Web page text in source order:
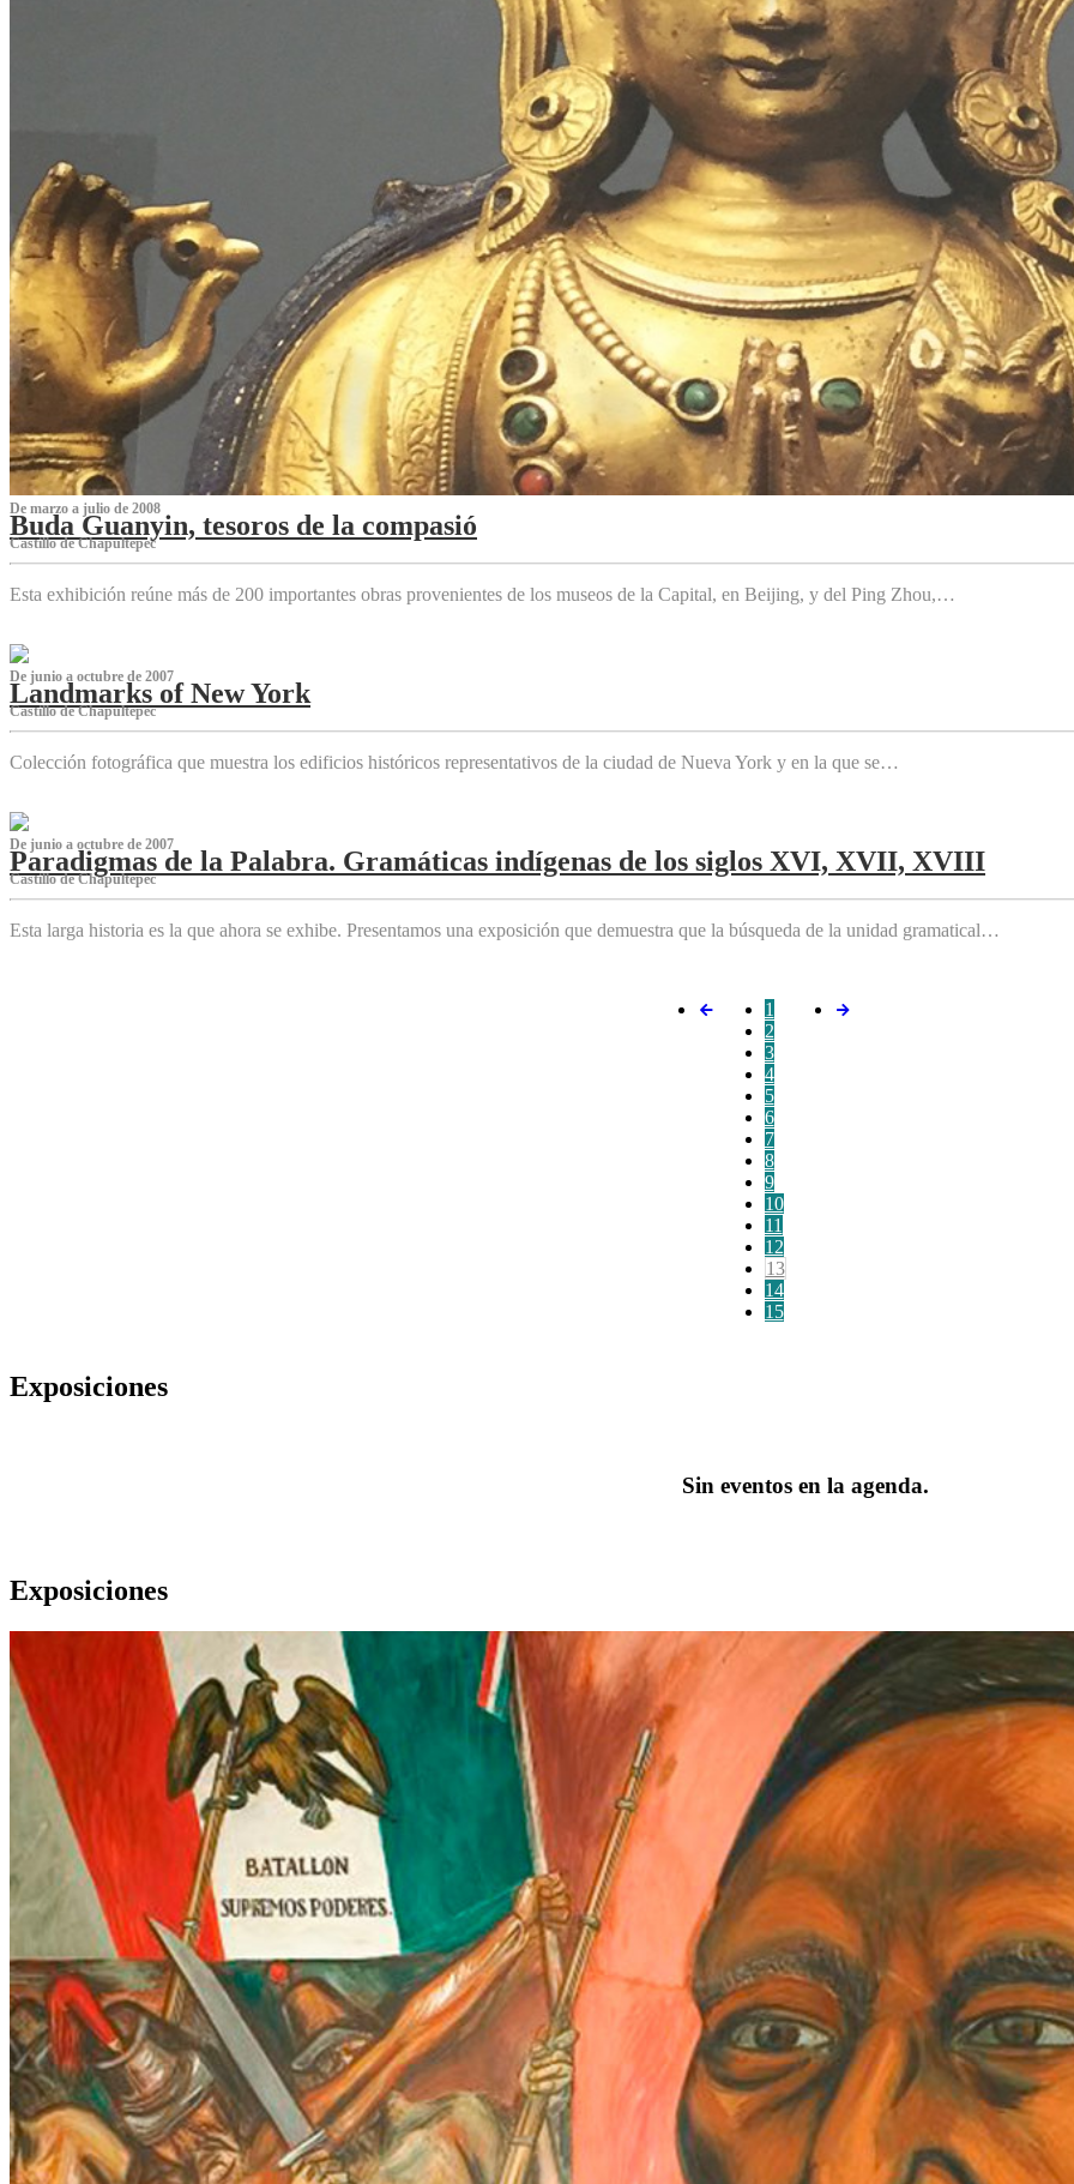
De marzo a julio de 2008
Buda Guanyin, tesoros de la compasió
Castillo de Chapultepec
Esta exhibición reúne más de 200 importantes obras provenientes de los museos de la Capital, en Beijing, y del Ping Zhou,…
De junio a octubre de 2007
Landmarks of New York
Castillo de Chapultepec
Colección fotográfica que muestra los edificios históricos representativos de la ciudad de Nueva York y en la que se…
De junio a octubre de 2007
Paradigmas de la Palabra. Gramáticas indígenas de los siglos XVI, XVII, XVIII
Castillo de Chapultepec
Esta larga historia es la que ahora se exhibe. Presentamos una exposición que demuestra que la búsqueda de la unidad gramatical…
1
2
3
4
5
6
7
8
9
10
11
12
13
14
15
Exposiciones
Sin eventos en la agenda.
Exposiciones